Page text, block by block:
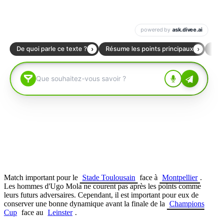
Match important pour le Stade Toulousain face à Montpellier .
Les hommes d'Ugo Mola ne courent pas après les points comme
leurs futurs adversaires. Cependant, il est important pour eux de
conserver une bonne dynamique avant la finale de la Champions
Cup face au Leinster .